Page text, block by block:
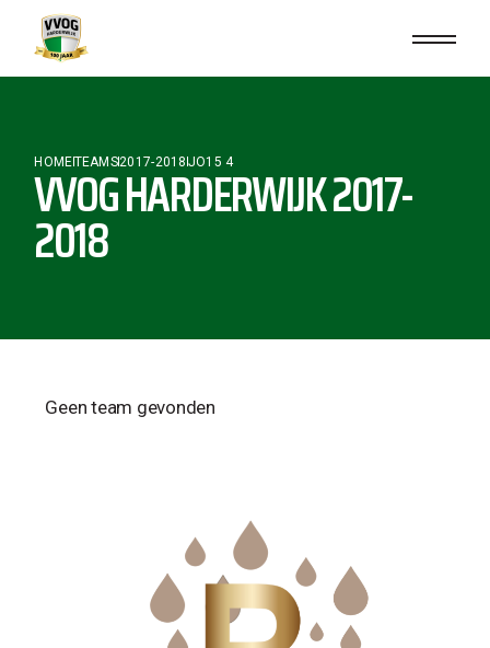
HOMETEAMS2017-2018 JO15 4
VVOG HARDERWIJK 2017-
2018
Geen team gevonden